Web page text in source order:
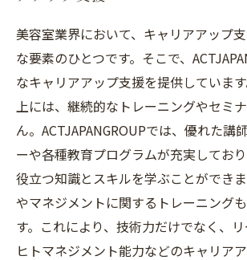
美容室業界において、キャリアアップ
な要素のひとつです。そこで、
なキャリアアップ支援を提供していま
上には、継続的なトレーニングやセミ
ん。ACTJAPANGROUPでは、優れた講
ーや各種教育プログラムが充実してお
役立つ知識とスキルを学ぶことができ
やマネジメントに関するトレーニング
す。これにより、技術力だけでなく、
ヒトマネジメント能力などのキャリア